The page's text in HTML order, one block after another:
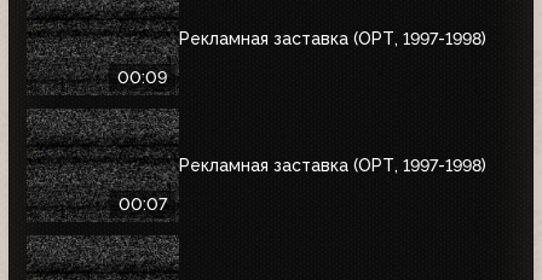
00:09
Рекламная заставка (ОРТ, 1997-1998)
00:07
Рекламная заставка (ОРТ, 1997-1998)